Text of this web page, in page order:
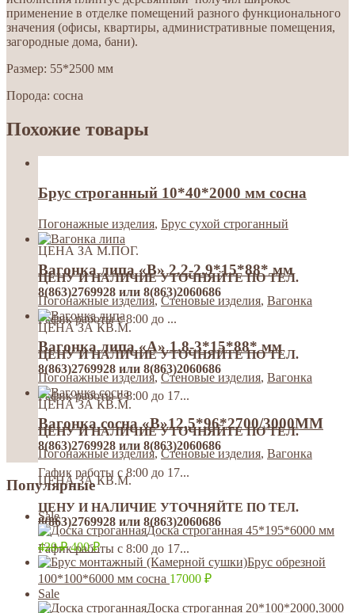
применение в отделке помещений разного функционального
значения (офисы, квартиры, административные помещения,
загородные дома, бани).
Размер: 55*2500 мм
Порода: сосна
Похожие товары
Брус строганный 10*40*2000 мм сосна
Погонажные изделия, Брус сухой строганный
ЦЕНА ЗА М.ПОГ.
ЦЕНУ И НАЛИЧИЕ УТОЧНЯЙТЕ ПО ТЕЛ.
8(863)2769928 или 8(863)2060686
Гафик работы с 8:00 до ...
Вагонка липа «В» 2.2-2.9*15*88* мм
Погонажные изделия,Стеновые изделия, Вагонка
ЦЕНА ЗА КВ.М.
ЦЕНУ И НАЛИЧИЕ УТОЧНЯЙТЕ ПО ТЕЛ.
8(863)2769928 или 8(863)2060686
Гафик работы с 8:00 до 17...
Вагонка липа «А» 1.8-3*15*88* мм
Погонажные изделия,Стеновые изделия, Вагонка
ЦЕНА ЗА КВ.М.
ЦЕНУ И НАЛИЧИЕ УТОЧНЯЙТЕ ПО ТЕЛ.
8(863)2769928 или 8(863)2060686
Гафик работы с 8:00 до 17...
Вагонка сосна «В»12,5*96*2700/3000MM
Погонажные изделия,Стеновые изделия, Вагонка
ЦЕНА ЗА КВ.М.
ЦЕНУ И НАЛИЧИЕ УТОЧНЯЙТЕ ПО ТЕЛ.
8(863)2769928 или 8(863)2060686
Гафик работы с 8:00 до 17...
Популярные
Sale
Доска строганная 45*195*6000 мм
420₽ 400₽
Брус обрезной
100*100*6000 мм сосна 17000 ₽
Sale
Доска строганная 20*100*2000,3000